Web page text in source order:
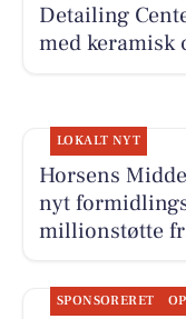
Detailing
med keramisk
LOKALT NYT
Horsens
nyt
millionstøtte
SPONSORERET